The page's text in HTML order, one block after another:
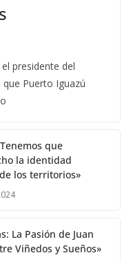
presidente del
Puerto Iguazú
que
la identidad
los territorios»
La Pasión de Juan
Viñedos y Sueños»